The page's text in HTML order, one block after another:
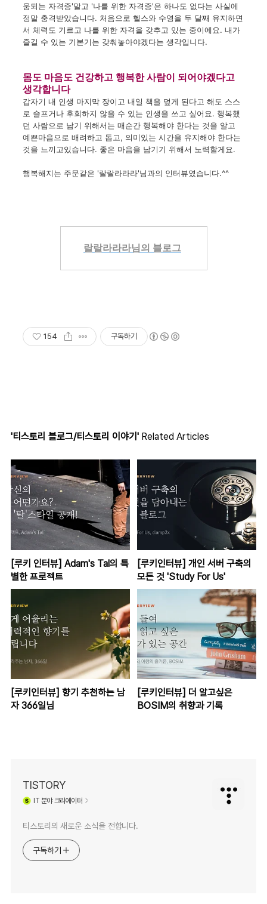
움되는 자격증'말고 '나를 위한 자격증'은 하나도 없다는 사실에
정말 충격받았습니다. 처음으로 헬스와 수영을 두 달째 유지하면
서 체력도 기르고 나를 위한 자격을 갖추고 있는 중이에요. 내가
즐길 수 있는 기본기는 갖춰놓아야겠다는 생각입니다.
몸도 마음도 건강하고 행복한 사람이 되어야겠다고
생각합니다
갑자기 내 인생 마지막 장이고 내일 책을 덮게 된다고 해도 스스
로 슬프거나 후회하지 않을 수 있는 인생을 쓰고 싶어요. 행복했
던 사람으로 남기 위해서는 매순간 행복해야 한다는 것을 알고
예쁜마음으로 배려하고 돕고, 의미있는 시간을 유지해야 한다는
것을 느끼고있습니다. 좋은 마음을 남기기 위해서 노력할게요.
행복해지는 주문같은 '랄랄라라라'님과의 인터뷰였습니다.^^
랄랄라라라님의 블로그
154 구독하기
'티스토리 블로그/티스토리 이야기' Related Articles
[루키 인터뷰] Adam's Tal의 특
별한 프로젝트
[루키인터뷰] 개인 서버 구축의
모든 것 'Study For Us'
[루키인터뷰] 향기 추천하는 남
자 366일님
[루키인터뷰] 더 알고싶은
BOSIM의 취향과 기록
TISTORY
IT 분야 크리에이터
티스토리의 새로운 소식을 전합니다.
구독하기